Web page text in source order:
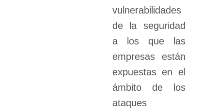
vulnerabilidades
de la seguridad
a los que las
empresas están
expuestas en el
ámbito de los
ataques